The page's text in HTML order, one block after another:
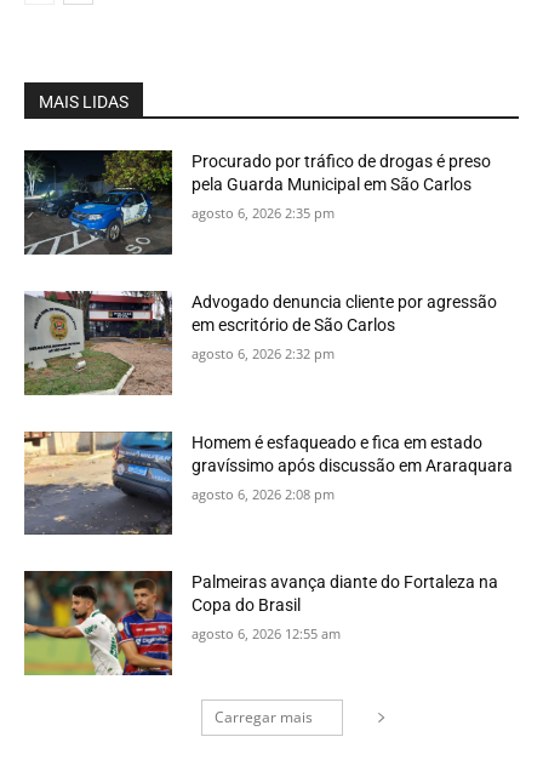
MAIS LIDAS
Procurado por tráfico de drogas é preso
pela Guarda Municipal em São Carlos
agosto 6, 2026 2:35 pm
Advogado denuncia cliente por agressão
em escritório de São Carlos
agosto 6, 2026 2:32 pm
Homem é esfaqueado e fica em estado
gravíssimo após discussão em Araraquara
agosto 6, 2026 2:08 pm
Palmeiras avança diante do Fortaleza na
Copa do Brasil
agosto 6, 2026 12:55 am
Carregar mais